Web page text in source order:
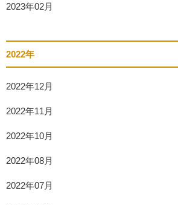
2023年02月
2022年
2022年12月
2022年11月
2022年10月
2022年08月
2022年07月